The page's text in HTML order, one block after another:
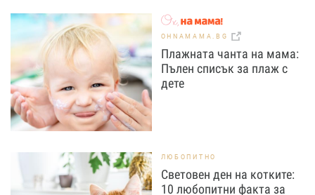
OHNAMAMA.BG
Плажната чанта на мама:
Пълен списък за плаж с
дете
ЛЮБОПИТНО
Световен ден на котките:
10 любопитни факта за